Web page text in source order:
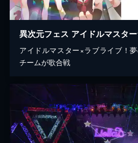
アイドルマスター×ラブライブ！
チームが歌合戦